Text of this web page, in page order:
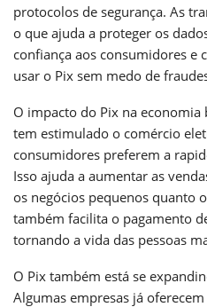
protocolos de segurança. As
o que ajuda a proteger os
confiança aos consumidores e
usar o Pix sem medo de
O impacto do Pix na
tem estimulado o comércio
consumidores preferem a
Isso ajuda a aumentar as
os negócios pequenos quanto
também facilita o pagamento
tornando a vida das pessoas
O Pix também está se
Algumas empresas já